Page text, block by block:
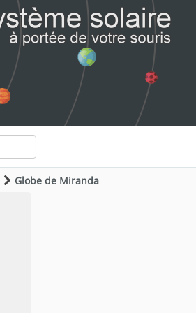
Globe de Miranda